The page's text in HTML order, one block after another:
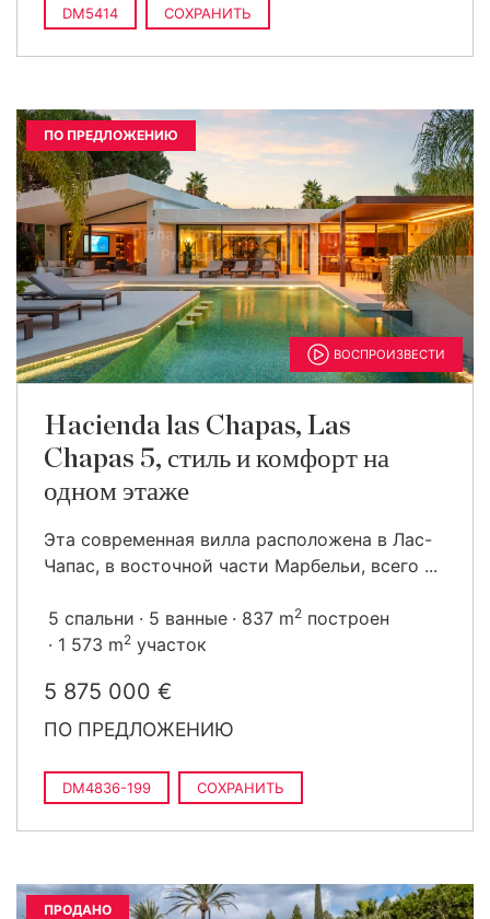
DM5414 СОХРАНИТЬ
ПО ПРЕДЛОЖЕНИЮ
ВОСПРОИЗВЕСТИ
Hacienda las Chapas, Las
Chapas 5, стиль и комфорт на
одном этаже
Эта современная вилла расположена в Лас-
Чапас, в восточной части Марбельи, всего ...
5 спальни 5 ванные 837 m2 построен
1 573 m2 участок
5 875 000 €
ПО ПРЕДЛОЖЕНИЮ
DM4836-199 СОХРАНИТЬ
ПРОДАНО